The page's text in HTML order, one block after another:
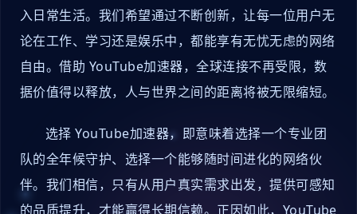
入日常生活。我们希望通过不断创新，让每一位用户无
论在工作、学习还是娱乐中，都能享有无忧无虑的网络
自由。借助 YouTube加速器，全球连接不再受限，数
据价值得以释放，人与世界之间的距离将被无限缩短。
选择 YouTube加速器，即意味着选择一个专业团
队的全年候守护、选择一个能够随时间进化的网络伙
伴。我们相信，只有从用户真实需求出发，提供可感知
的品质提升，才能赢得长期信赖。正因如此，YouTube